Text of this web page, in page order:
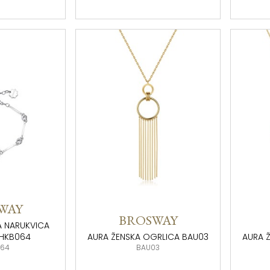
NARUKVICA
BROSWAY
AURA ŽENSKA OGRLICA BAU03
BAU03
AURA